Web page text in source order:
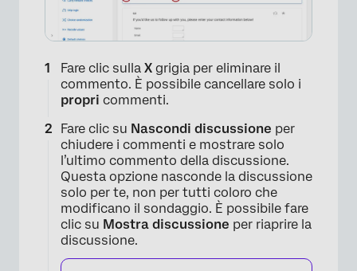
Fare clic sulla X grigia per eliminare il
commento. È possibile cancellare solo i
propri commenti.
Fare clic su Nascondi discussione per
chiudere i commenti e mostrare solo
l’ultimo commento della discussione.
Questa opzione nasconde la discussione
solo per te, non per tutti coloro che
modificano il sondaggio. È possibile fare
clic su Mostra discussione per riaprire la
discussione.